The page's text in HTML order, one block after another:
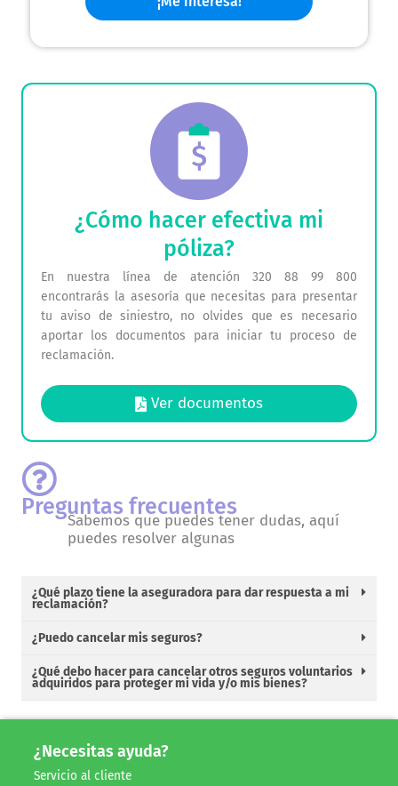
¿Cómo hacer efectiva mi
póliza?
En nuestra línea de atención 320 88 99 800
encontrarás la asesoría que necesitas para presentar
tu aviso de siniestro, no olvides que es necesario
aportar los documentos para iniciar tu proceso de
reclamación.
Ver documentos
Preguntas frecuentes
Sabemos que puedes tener dudas, aquí
puedes resolver algunas
¿Qué plazo tiene la aseguradora para dar respuesta a mi
reclamación?
¿Puedo cancelar mis seguros?
¿Qué debo hacer para cancelar otros seguros voluntarios
adquiridos para proteger mi vida y/o mis bienes?
¿Necesitas ayuda?
Servicio al cliente